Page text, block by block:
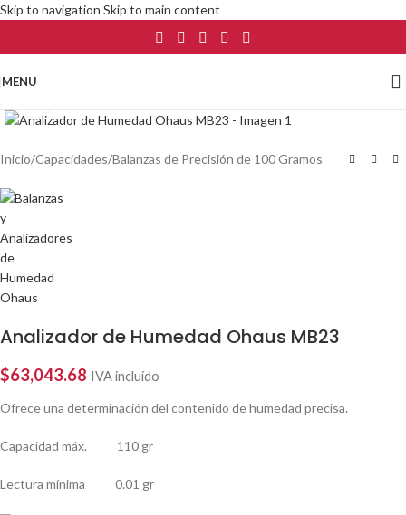
Skip to navigation Skip to main content
MENU
Inicio/Capacidades/Balanzas de Precisión de 100 Gramos
Analizador de Humedad Ohaus MB23
$63,043.68 IVA incluído
Ofrece una determinación del contenido de humedad precisa.
Capacidad máx. 110 gr
Lectura mínima 0.01 gr